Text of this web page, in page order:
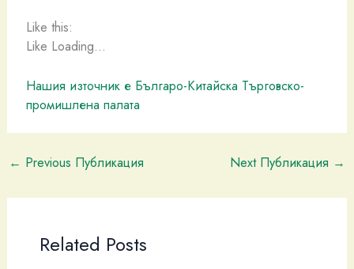
Like this:
Like Loading…
Нашия източник е Българо-Китайска Търговско-
промишлена палaта
← Previous Публикация Next Публикация →
Related Posts